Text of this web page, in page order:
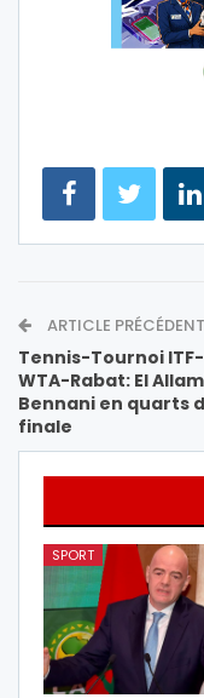
ARTICLE PRÉCÉDENT
Tennis-Tournoi ITF-
WTA-Rabat: El
Bennani en quarts
finale
SPORT